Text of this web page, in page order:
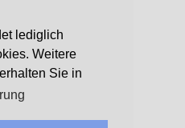
lediglich
Weitere
Sie in